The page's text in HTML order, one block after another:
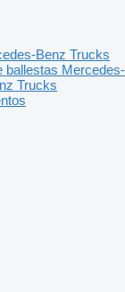
Benz Trucks
ballestas Mercedes-
Trucks